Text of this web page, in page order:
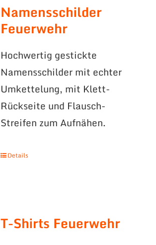
Namensschilder
Feuerwehr
Hochwertig gestickte
Namensschilder mit echter
Umkettelung, mit Klett-
Rückseite und Flausch-
Streifen zum Aufnähen.
Details
T-Shirts Feuerwehr